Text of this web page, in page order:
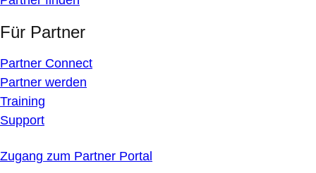
Für Partner
Partner Connect
Partner werden
Training
Support
Zugang zum Partner Portal